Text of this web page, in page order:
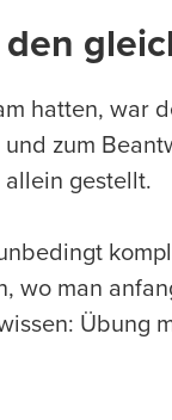
hatten, war
zum
allein gestellt.
wo man
Übung